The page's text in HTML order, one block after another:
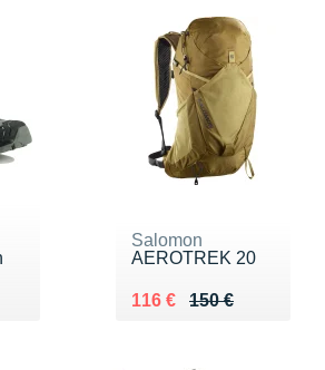
Salomon
AEROTREK 20
150 €
Au lieu de 150 €
116 €
Vendu 116 €